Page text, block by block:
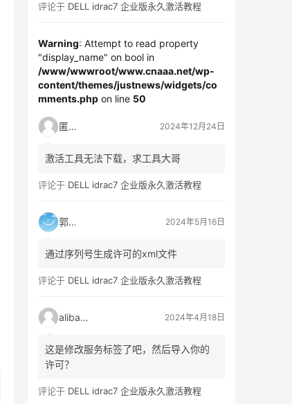
评论于 DELL idrac7 企业版永久激活教程
Warning: Attempt to read property
"display_name" on bool in
/www/wwwroot/www.cnaaa.net/wp-
content/themes/justnews/widgets/co
mments.php on line 50
匿名 2024年12月24日
激活工具无法下载，求工具大哥
评论于 DELL idrac7 企业版永久激活教程
郭靖 2024年5月16日
通过序列号生成许可的xml文件
评论于 DELL idrac7 企业版永久激活教程
alibaba 2024年4月18日
这是修改服务标签了吧，然后导入你的
许可？
评论于 DELL idrac7 企业版永久激活教程